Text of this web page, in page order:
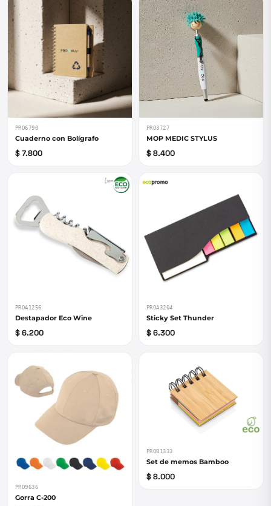
PRO6790
Cuaderno con Bolígrafo
$ 7.800
PRO3727
MOP MEDIC STYLUS
$ 8.400
PROA1256
Destapador Eco Wine
$ 6.200
PROA3204
Sticky Set Thunder
$ 6.300
PRO9636
Gorra C-200
PROB1333
Set de memos Bamboo
$ 8.000